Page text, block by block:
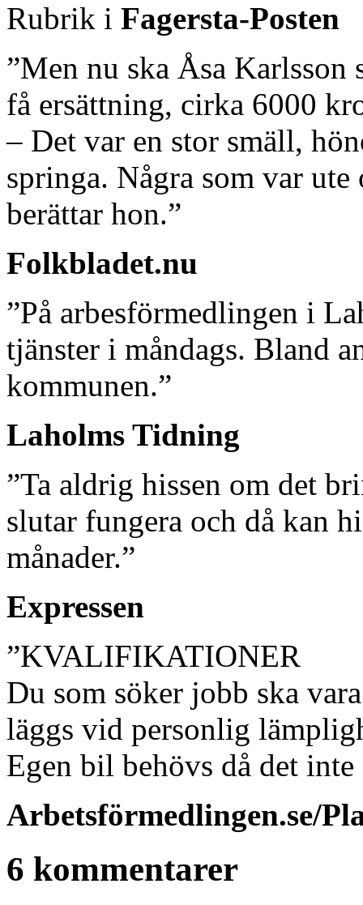
Rubrik i Fagersta-Posten
”Men nu ska Åsa Karlsson
få ersättning, cirka 6000
– Det var en stor smäll,
springa. Några som var
berättar hon.”
Folkbladet.nu
”På arbesförmedlingen i
tjänster i måndags. Bland
kommunen.”
Laholms Tidning
”Ta aldrig hissen om det
slutar fungera och då kan
månader.”
Expressen
”KVALIFIKATIONER
Du som söker jobb ska
läggs vid personlig
Egen bil behövs då det
Arbetsförmedlingen.se/
6 kommentarer